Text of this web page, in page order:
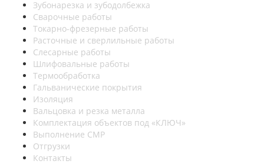
Зубонарезка и зубодолбежка
Сварочные работы
Токарно-фрезерные работы
Расточные и сверлильные работы
Слесарные работы
Шлифовальные работы
Термообработка
Гальванические покрытия
Изоляция
Вальцовка и резка металла
Комплектация объектов под «КЛЮЧ»
Выполнение СМР
Отгрузки
Контакты